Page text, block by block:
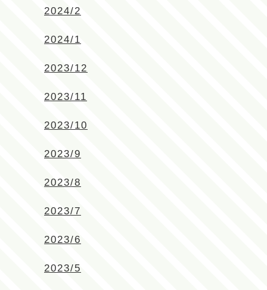
2024/2
2024/1
2023/12
2023/11
2023/10
2023/9
2023/8
2023/7
2023/6
2023/5